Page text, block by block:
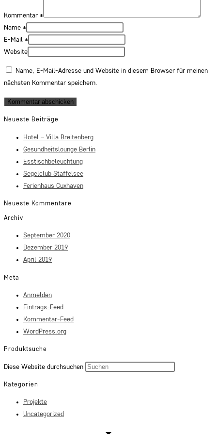
Kommentar *
Name *
E-Mail *
Website
Name, E-Mail-Adresse und Website in diesem Browser für meinen
nächsten Kommentar speichern.
Neueste Beiträge
Hotel – Villa Breitenberg
Gesundheitslounge Berlin
Esstischbeleuchtung
Segelclub Staffelsee
Ferienhaus Cuxhaven
Neueste Kommentare
Archiv
September 2020
Dezember 2019
April 2019
Meta
Anmelden
Eintrags-Feed
Kommentar-Feed
WordPress.org
Produktsuche
Diese Website durchsuchen
Kategorien
Projekte
Uncategorized